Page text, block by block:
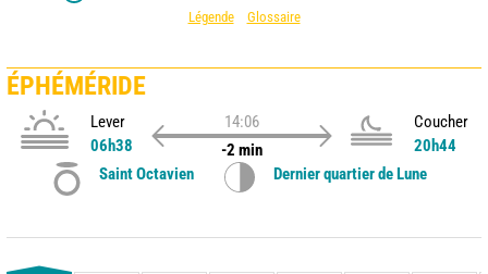
Légende
Glossaire
ÉPHÉMÉRIDE
Lever
06h38
14:06
-2 min
Coucher
20h44
Saint Octavien
Dernier quartier de Lune